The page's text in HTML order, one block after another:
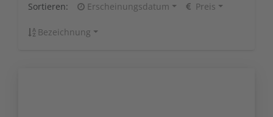
Sortieren: Erscheinungsdatum Preis
Bezeichnung